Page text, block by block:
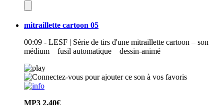
mitraillette cartoon 05
00:09 - LESF | Série de tirs d'une mitraillette cartoon – son
médium – fusil automatique – dessin-animé
MP3 2,40€